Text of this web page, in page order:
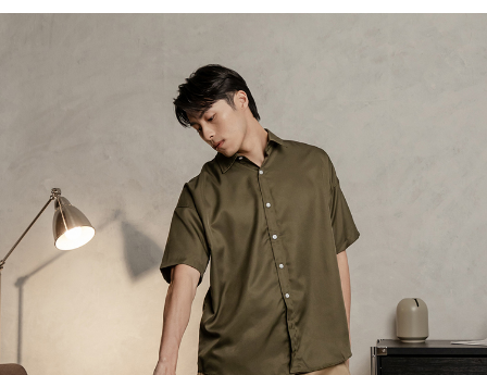
資料（包含姓名、電話或地址）提供予台灣大哥大進項蒐集、處理及利用，
由本公司與您本人進行分期帳單所需資料之確認、核對及更正。
3.完整用戶服務條款，請詳閱以下連結：
購買商品的店家。未經商家同意取消之訂單仍視為有效，需透過AFTEE先享
是否繳費成功／繳費後需取消欲退款等相關疑問，請聯繫「AFTEE先享後付
https://netprotections.freshdesk.com/support/home
１．透過由恩沛科技股份有限公司提供之「AFTEE先享後付」服務完成之交
易，需依本服務之必要範圍內提供個人資料，並將交易相關給付款項請求債
權轉讓予恩沛科技股份有限公司。
２．關於個人資料處理事宜，請瀏覽以下網址：
https://aftee.tw/terms/#terms3
３．未成年的使用者請事先徵得法定代理人或監護人之同意方可使用
「AFTEE先享後付」，若未經同意申辦者引起之損失，本公司不負相關責
４．使用「AFTEE先享後付」時，將依據個別帳號之用戶狀況，依本公司即
時審查核予不同之上限額度；若仍有額度不足之情形，本公司將視審查結果
請求用戶進行身份認證。
５．嚴禁一人註冊多個帳號或使用他人資訊註冊。若發現惡意使用之情形，
每筆NT$120
每筆NT$60，滿NT$2,000(含以上)免運費
付款後7-11取貨
每筆NT$60，滿NT$2,000(含以上)免運費
宅配
每筆NT$60，滿NT$2,000(含以上)免運費
每筆NT$100